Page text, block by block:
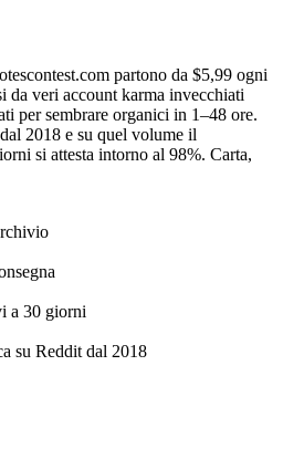
partono da $5,99 ogni
da veri account karma invecchiati
per sembrare organici in 1–48 ore.
2018 e su quel volume il
si attesta intorno al 98%. Carta,
a 30 giorni
su Reddit dal 2018